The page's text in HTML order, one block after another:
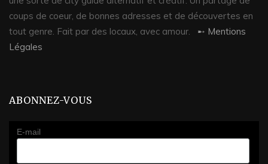
coups de coeur, de bonnes adresses et de découvertes en
tout genre. Fait par des locaux, avec amour. ➸ Mentions
Légales
ABONNEZ-VOUS
E-mail